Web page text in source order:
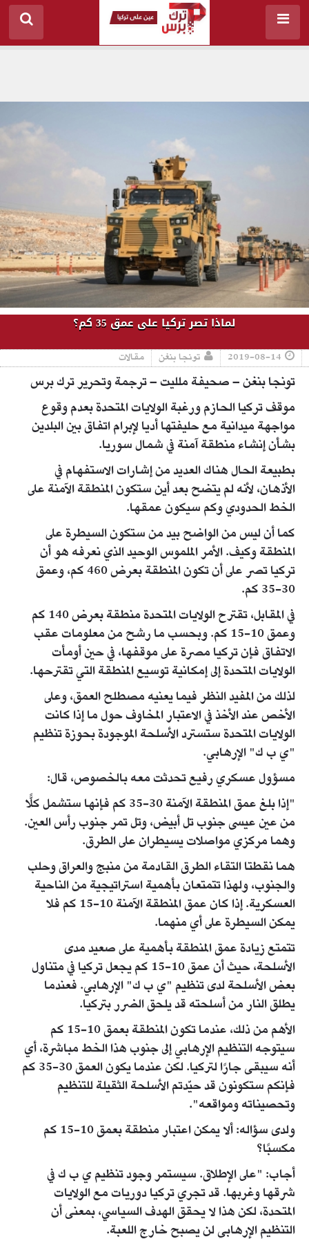
لماذا تصر تركيا على عمق 35 كم؟
2019-08-14 تونجا بنغن مقالات
تونجا بنغن – صحيفة ملليت – ترجمة وتحرير ترك برس
موقف تركيا الحازم ورغبة الولايات المتحدة بعدم وقوع
مواجهة ميدانية مع حليفتها أديا لإبرام اتفاق بين البلدين
بشأن إنشاء منطقة آمنة في شمال سوريا.
بطبيعة الحال هناك العديد من إشارات الاستفهام في
الأذهان، لأنه لم يتضح بعد أين ستكون المنطقة الآمنة على
الخط الحدودي وكم سيكون عمقها.
كما أن ليس من الواضح بيد من ستكون السيطرة على
المنطقة وكيف. الأمر الملموس الوحيد الذي نعرفه هو أن
تركيا تصر على أن تكون المنطقة بعرض 460 كم، وعمق
30-35 كم.
في المقابل، تقترح الولايات المتحدة منطقة بعرض 140 كم
وعمق 10-15 كم. وبحسب ما رشح من معلومات عقب
الاتفاق فإن تركيا مصرة على موقفها، في حين أومأت
الولايات المتحدة إلى إمكانية توسيع المنطقة التي تقترحها.
لذلك من المفيد النظر فيما يعنيه مصطلح العمق، وعلى
الأخص عند الأخذ في الاعتبار المخاوف حول ما إذا كانت
الولايات المتحدة ستسترد الأسلحة الموجودة بحوزة تنظيم
"ي ب ك" الإرهابي.
مسؤول عسكري رفيع تحدثت معه بالخصوص، قال:
"إذا بلغ عمق المنطقة الآمنة 30-35 كم فإنها ستشمل كلًّا
من عين عيسى جنوب تل أبيض، وتل تمر جنوب رأس العين.
وهما مركزي مواصلات يسيطران على الطرق.
هما نقطتا التقاء الطرق القادمة من منبج والعراق وحلب
والجنوب، ولهذا تتمتعان بأهمية استراتيجية من الناحية
العسكرية. إذا كان عمق المنطقة الآمنة 10-15 كم فلا
يمكن السيطرة على أي منهما.
تتمتع زيادة عمق المنطقة بأهمية على صعيد مدى
الأسلحة، حيث أن عمق 10-15 كم يجعل تركيا في متناول
بعض الأسلحة لدى تنظيم "ي ب ك" الإرهابي. فعندما
يطلق النار من أسلحته قد يلحق الضرر بتركيا.
الأهم من ذلك، عندما تكون المنطقة بعمق 10-15 كم
سيتوجه التنظيم الإرهابي إلى جنوب هذا الخط مباشرة، أي
أنه سيبقى جارًا لتركيا. لكن عندما يكون العمق 30-35 كم
فإنكم ستكونون قد حيّدتم الأسلحة الثقيلة للتنظيم
وتحصيناته ومواقعه".
ولدى سؤاله: ألا يمكن اعتبار منطقة بعمق 10-15 كم
مكسبًا؟
أجاب: "على الإطلاق. سيستمر وجود تنظيم ي ب ك في
شرقها وغربها. قد تجري تركيا دوريات مع الولايات
المتحدة، لكن هذا لا يحقق الهدف السياسي، بمعنى أن
التنظيم الإرهابي لن يصبح خارج اللعبة.